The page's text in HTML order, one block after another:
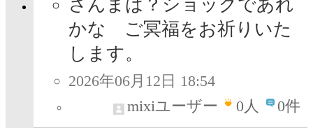
さんまは？ショックであれ
かな ご冥福をお祈りいた
します。
2026年06月12日 18:54
mixiユーザー
0人 0件